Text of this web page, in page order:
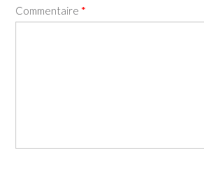
Commentaire *